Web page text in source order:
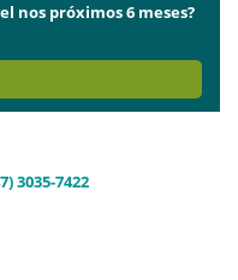
nos próximos 6 meses?
3035-7422